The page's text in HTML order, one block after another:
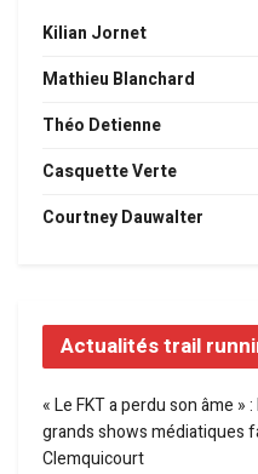
Kilian Jornet
Mathieu Blanchard
Théo Detienne
Casquette Verte
Courtney Dauwalter
Actualités trail
« Le FKT a perdu son âme »
grands shows médiatiques
Clemquicourt